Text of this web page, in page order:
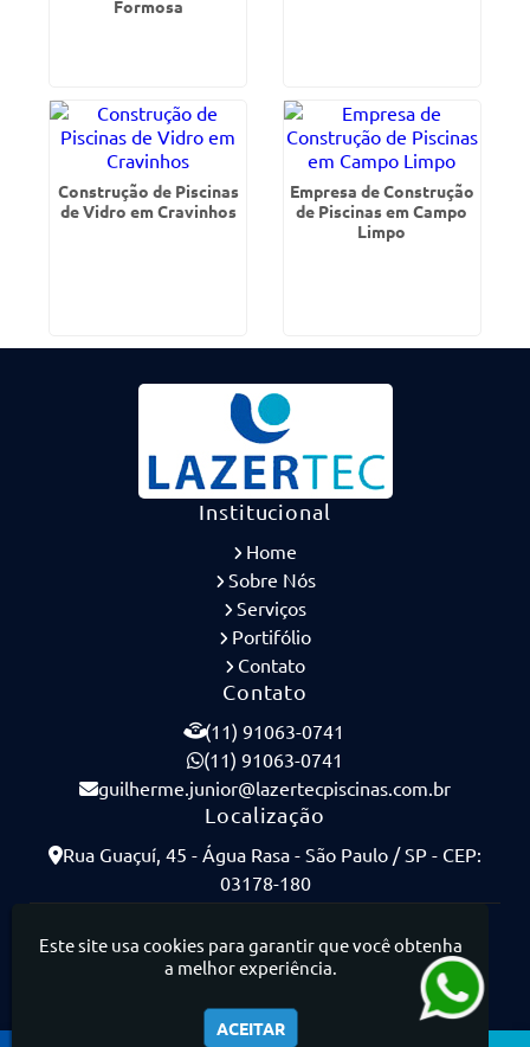
Formosa
Construção de Piscinas
de Vidro em Cravinhos
Empresa de Construção
de Piscinas em Campo
Limpo
Institucional
Home
Sobre Nós
Serviços
Portifólio
Contato
Contato
(11) 91063-0741
(11) 91063-0741
guilherme.junior@lazertecpiscinas.com.br
Localização
Rua Guaçuí, 45 - Água Rasa - São Paulo / SP - CEP:
03178-180
Este site usa cookies para garantir que você obtenha
a melhor experiência.
ACEITAR